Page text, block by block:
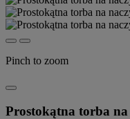
Pinch to zoom
Prostokątna torba na